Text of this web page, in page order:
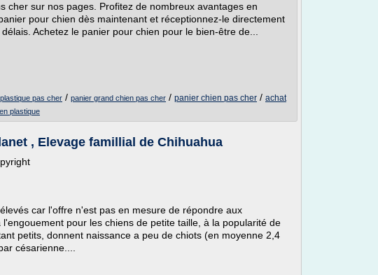
cher sur nos pages. Profitez de nombreux avantages en
pour chien dès maintenant et réceptionnez-le directement
Achetez le panier pour chien pour le bien-être de...
pas cher / panier grand chien pas cher / panier chien pas cher / achat
plastique
, Elevage famillial de Chihuahua
car l'offre n'est pas en mesure de répondre aux
pour les chiens de petite taille, à la popularité de
petits, donnent naissance a peu de chiots (en moyenne 2,4
césarienne....